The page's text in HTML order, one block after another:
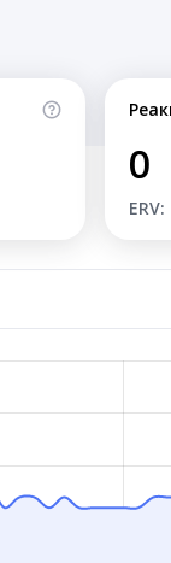
0
ERV: